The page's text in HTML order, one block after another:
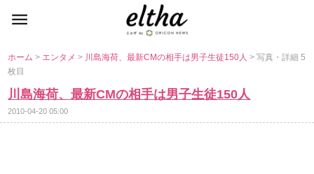
ホーム> エンタメ> 川島海荷、最新CMの相手は男子生徒150人> 写真・詳細 5
枚目
川島海荷、最新CMの相手は男子生徒150人
2010-04-20 05:00